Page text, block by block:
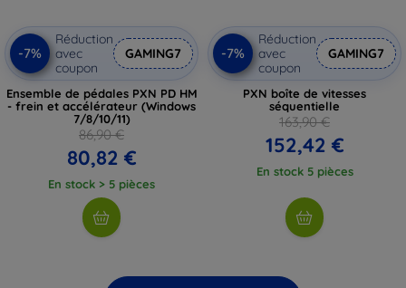
-7%
Réduction
avec
coupon
GAMING7
Ensemble de pédales PXN PD HM
- frein et accélérateur (Windows
7/8/10/11)
86,90 €
80,82 €
En stock > 5 pièces
-7%
Réduction
avec
coupon
GAMING7
PXN boîte de vitesses
séquentielle
163,90 €
152,42 €
En stock 5 pièces